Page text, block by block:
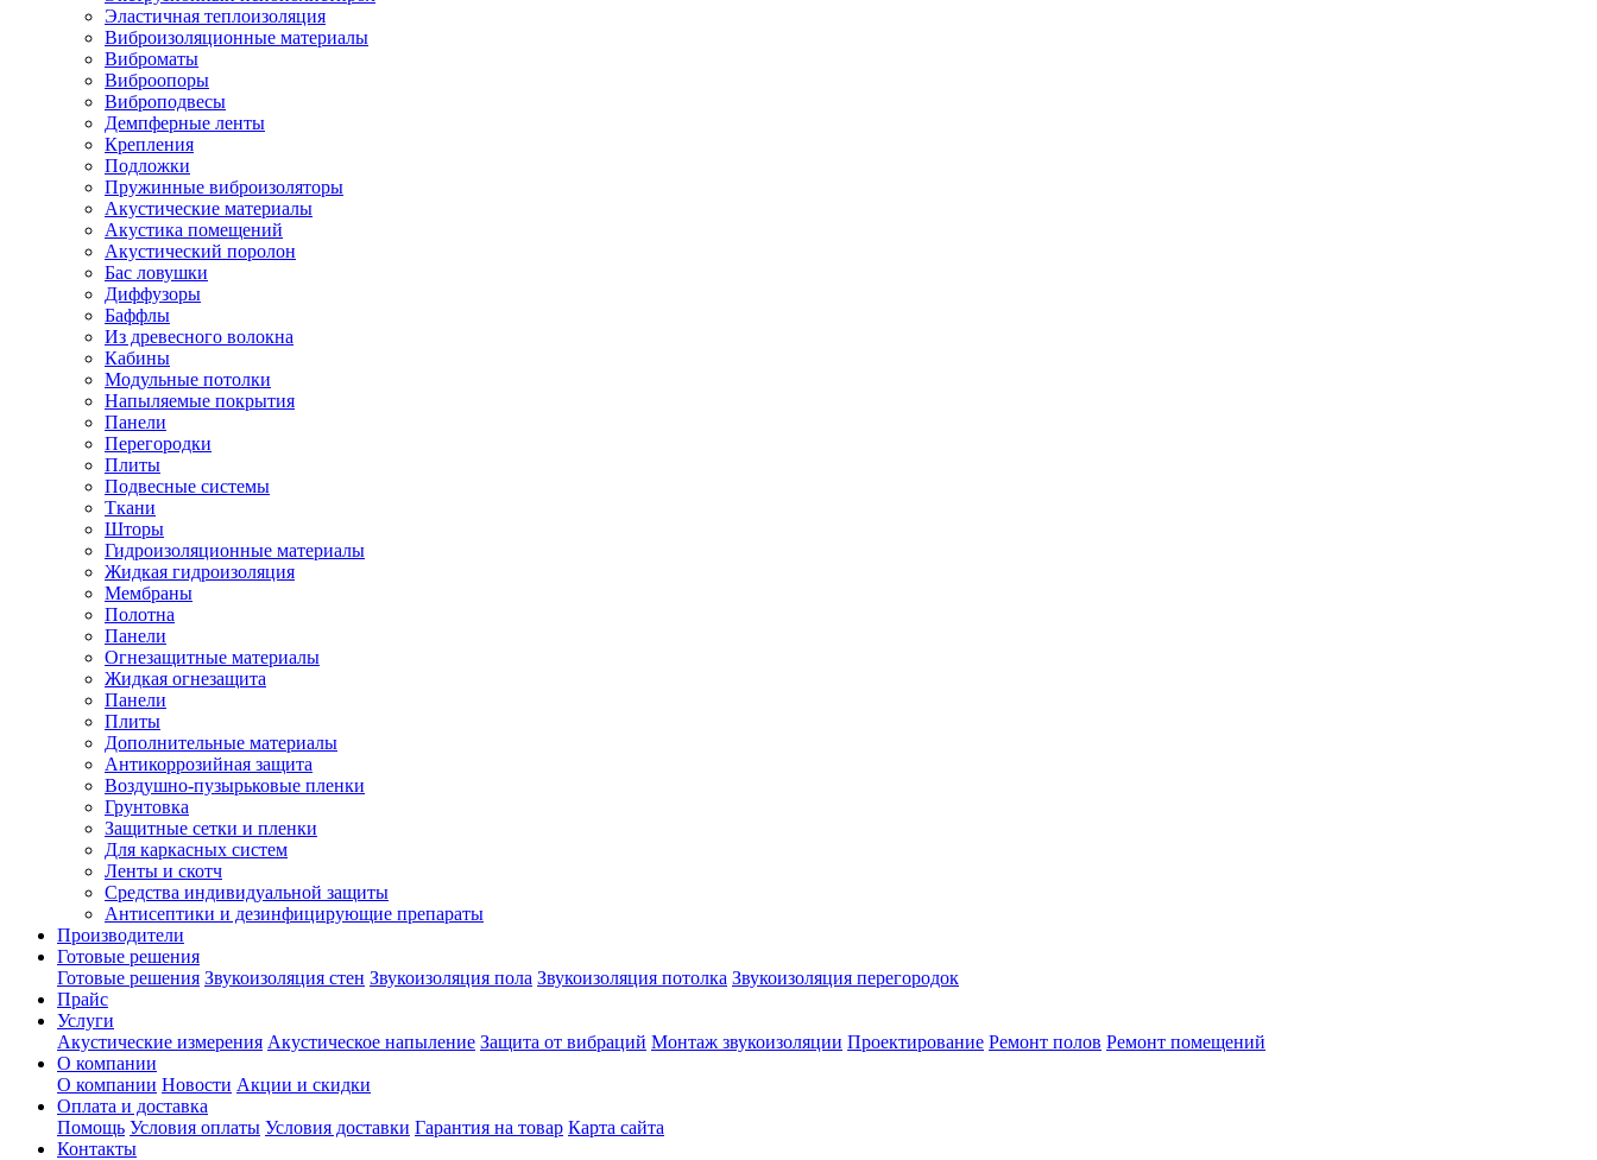
Эластичная теплоизоляция
Виброизоляционные материалы
Виброматы
Виброопоры
Виброподвесы
Демпферные ленты
Крепления
Подложки
Пружинные виброизоляторы
Акустические материалы
Акустика помещений
Акустический поролон
Бас ловушки
Диффузоры
Баффлы
Из древесного волокна
Кабины
Модульные потолки
Напыляемые покрытия
Панели
Перегородки
Плиты
Подвесные системы
Ткани
Шторы
Гидроизоляционные материалы
Жидкая гидроизоляция
Мембраны
Полотна
Панели
Огнезащитные материалы
Жидкая огнезащита
Панели
Плиты
Дополнительные материалы
Антикоррозийная защита
Воздушно-пузырьковые пленки
Грунтовка
Защитные сетки и пленки
Для каркасных систем
Ленты и скотч
Средства индивидуальной защиты
Антисептики и дезинфицирующие препараты
Производители
Готовые решения
Готовые решения Звукоизоляция стен Звукоизоляция пола Звукоизоляция потолка Звукоизоляция перегородок
Прайс
Услуги
Акустические измерения Акустическое напыление Защита от вибраций Монтаж звукоизоляции Проектирование Ремонт полов Ремонт помещений
О компании
О компании Новости Акции и скидки
Оплата и доставка
Помощь Условия оплаты Условия доставки Гарантия на товар Карта сайта
Контакты